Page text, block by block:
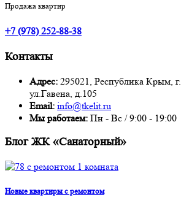
Продажа квартир
+7 (978) 252-88-38
Контакты
Адрес: 295021, Республика Крым,
ул.Гавена, д.105
Email: info@tkelit.ru
Мы работаем: Пн - Вс / 9:00 - 19:00
Блог ЖК «Санаторный»
Новые квартиры с ремонтом